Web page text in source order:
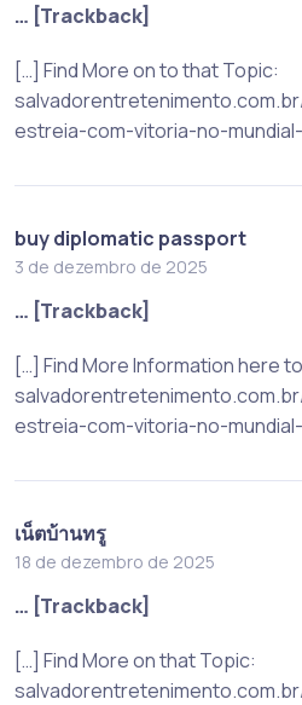
… [Trackback]
[…] Find More on to that Topic:
estreia-com-vitoria-no-
buy diplomatic passport
3 de dezembro de 2025
… [Trackback]
[…] Find More Information here
estreia-com-vitoria-no-
เน็ตบ้านทรู
18 de dezembro de 2025
… [Trackback]
[…] Find More on that Topic: